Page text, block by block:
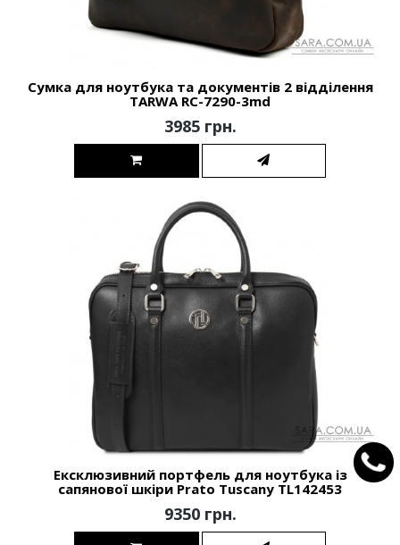
Сумка для ноутбука та документів 2 відділення
TARWA RC-7290-3md
3985 грн.
Ексклюзивний портфель для ноутбука із
сапянової шкіри Prato Tuscany TL142453
9350 грн.